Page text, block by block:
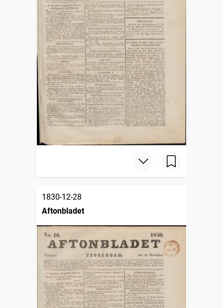
1830-12-28
Aftonbladet